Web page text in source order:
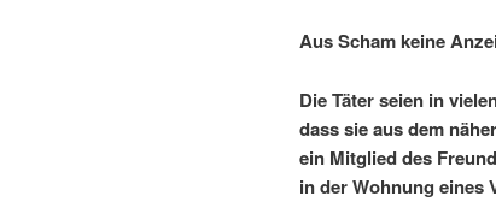
Aus Scham keine
Die Täter seien in
dass sie aus dem
ein Mitglied des
in der Wohnung eines